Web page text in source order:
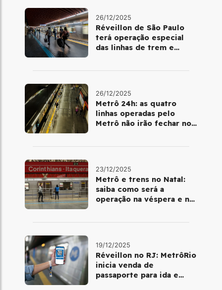
26/12/2025
Réveillon de São Paulo
terá operação especial
das linhas de trem e
26/12/2025
Metrô 24h: as quatro
linhas operadas pelo
Metrô não irão fechar no
23/12/2025
Metrô e trens no Natal:
saiba como será a
operação na véspera e no
19/12/2025
Réveillon no RJ: MetrôRio
inicia venda de
passaporte para ida e